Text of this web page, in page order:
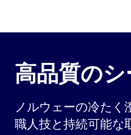
高品質の
ノルウェーの冷たく
職人技と持続可能な